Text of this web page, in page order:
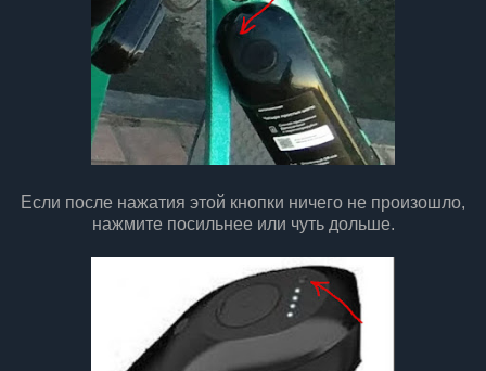
Если после нажатия этой кнопки ничего не произошло,
нажмите посильнее или чуть дольше.